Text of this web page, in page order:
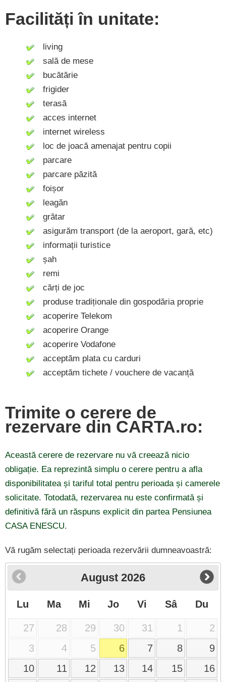
Facilități în unitate:
living
sală de mese
bucătărie
frigider
terasă
acces internet
internet wireless
loc de joacă amenajat pentru copii
parcare
parcare păzită
foișor
leagăn
grătar
asigurăm transport (de la aeroport, gară, etc)
informații turistice
șah
remi
cărți de joc
produse tradiționale din gospodăria proprie
acoperire Telekom
acoperire Orange
acoperire Vodafone
acceptăm plata cu carduri
acceptăm tichete / vouchere de vacanță
Trimite o cerere de
rezervare din CARTA.ro:
Această cerere de rezervare nu vă creează nicio
obligație. Ea reprezintă simplu o cerere pentru a afla
disponibilitatea și tariful total pentru perioada și camerele
solicitate. Totodată, rezervarea nu este confirmată și
definitivă fără un răspuns explicit din partea Pensiunea
CASA ENESCU.
Vă rugăm selectați perioada rezervării dumneavoastră:
August 2026
Lu Ma Mi Jo Vi Sâ Du
27 28 29 30 31 1
2
3
4 5 6 7 8
9
10
11 12 13 14 15
16